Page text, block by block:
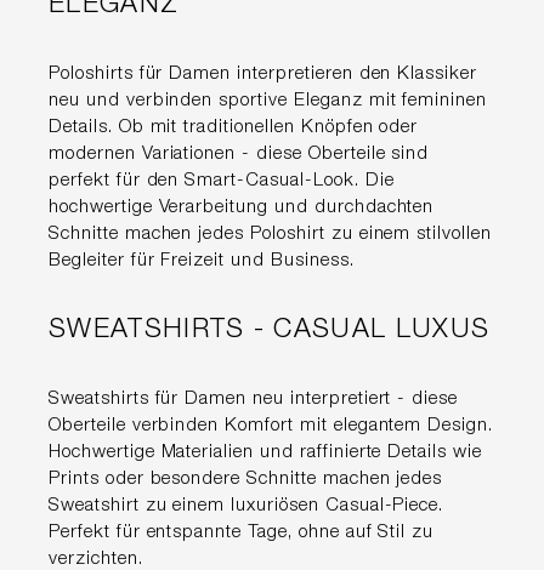
ELEGANZ
Poloshirts für Damen interpretieren den Klassiker
neu und verbinden sportive Eleganz mit femininen
Details. Ob mit traditionellen Knöpfen oder
modernen Variationen - diese Oberteile sind
perfekt für den Smart-Casual-Look. Die
hochwertige Verarbeitung und durchdachten
Schnitte machen jedes Poloshirt zu einem stilvollen
Begleiter für Freizeit und Business.
SWEATSHIRTS - CASUAL LUXUS
Sweatshirts für Damen neu interpretiert - diese
Oberteile verbinden Komfort mit elegantem Design.
Hochwertige Materialien und raffinierte Details wie
Prints oder besondere Schnitte machen jedes
Sweatshirt zu einem luxuriösen Casual-Piece.
Perfekt für entspannte Tage, ohne auf Stil zu
verzichten.